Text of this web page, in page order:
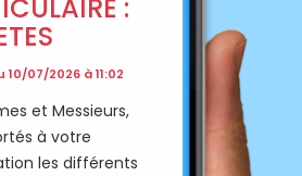
:
07/2026 à 11:02
et Messieurs,
à votre
les différents